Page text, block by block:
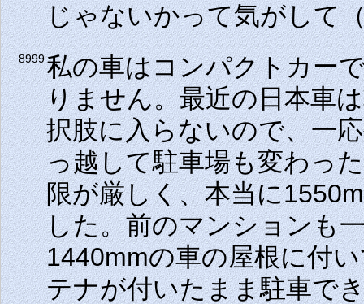
じゃないかって気がして
8999私の車はコンパクトカー
りません。最近の日本車
択肢に入らないので、一
っ越して駐車場も変わっ
限が厳しく、本当に
した。前のマンションも
1440mmの車の屋根に付
テナが付いたまま駐車で